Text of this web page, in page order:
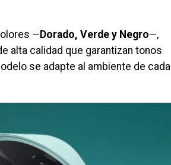
— Dorado, Verde y Negro—,
alta calidad que garantizan tonos
se adapte al ambiente de cada